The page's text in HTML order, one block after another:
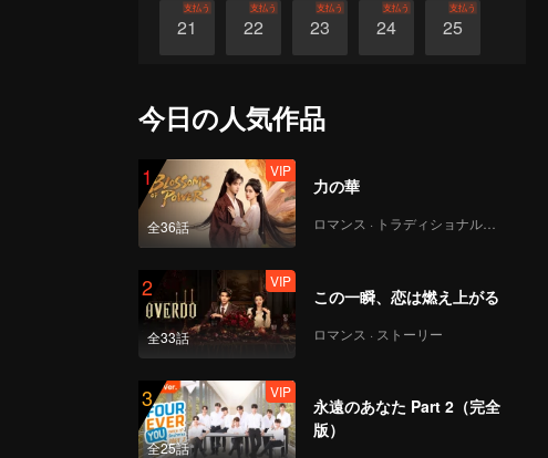
21
支払う
22
支払う
23
支払う
24
支払う
25
支払う
今日の人気作品
1
全36話
VIP
力の華
ロマンス · トラディショナル・コスチューム
2
全33話
VIP
この一瞬、恋は燃え上がる
ロマンス · ストーリー
3
全25話
VIP
永遠のあなた Part 2（完全
版）